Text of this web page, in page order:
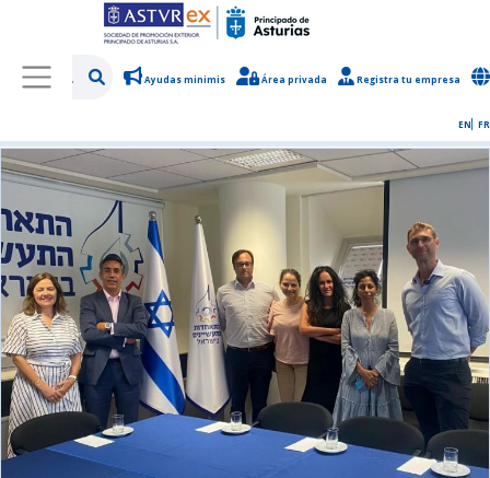
Ayudas minimis Área privada Registra tu empresa
EN FR